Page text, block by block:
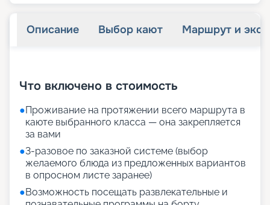
Описание Выбор кают Маршрут и
Что включено в стоимость
●Проживание на протяжении всего маршрута в
каюте выбранного класса — она закрепляется
за вами
●3-разовое по заказной системе (выбор
желаемого блюда из предложенных вариантов
в опросном листе заранее)
●Возможность посещать развлекательные и